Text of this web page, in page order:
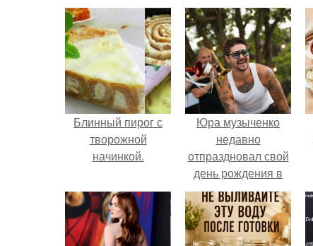
Блинный пирог с
творожной
начинкой.
Юра музыченко
недавно
отпраздновал свой
день рождения в
кругу самых
близких и родных
людей.